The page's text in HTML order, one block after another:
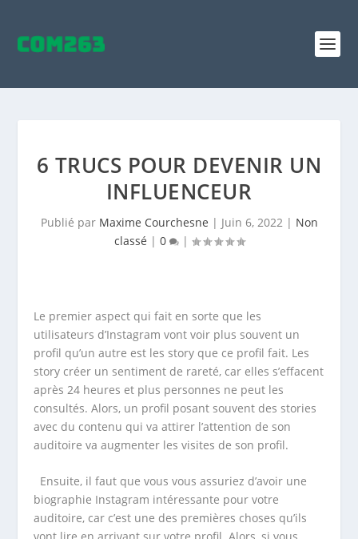
6 TRUCS POUR DEVENIR UN
INFLUENCEUR
Publié par Maxime Courchesne | Juin 6, 2022| Non
classé | 0 |
Le premier aspect qui fait en sorte que les
utilisateurs d’Instagram vont voir plus souvent un
profil qu’un autre est les story que ce profil fait. Les
story créer un sentiment de rareté, car elles s’effacent
après 24 heures et plus personnes ne peut les
consultés. Alors, un profil posant souvent des stories
avec du contenu qui va attirer l’attention de son
auditoire va augmenter les visites de son profil.
Ensuite, il faut que vous vous assuriez d’avoir une
biographie Instagram intéressante pour votre
auditoire, car c’est une des premières choses qu’ils